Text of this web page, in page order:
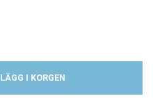
LÄGG I KORGEN